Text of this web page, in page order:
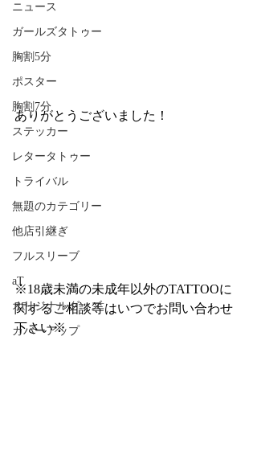
ニュース
ガールズタトゥー
胸割5分
ポスター
胸割7分
ステッカー
レタータトゥー
トライバル
無題のカテゴリー
他店引継ぎ
フルスリーブ
aT
オリジナルグッズ
カバーアップ
ありがとうございました！
※18歳未満の未成年以外のTATTOOに
関するご相談等はいつでお問い合わせ
下さい※